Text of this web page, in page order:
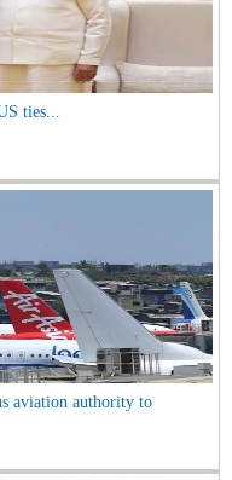
ties...
aviation authority to